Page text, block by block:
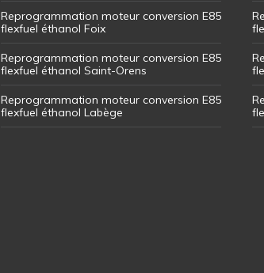
Reprogrammation moteur conversion E85
flexfuel éthanol Foix
Reprogrammation moteur conversion E85
flexfuel éthanol Saint-Orens
Reprogrammation moteur conversion E85
flexfuel éthanol Labège